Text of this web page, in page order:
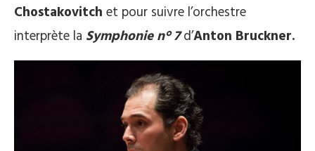
Chostakovitch et pour suivre l’orchestre
interprète la Symphonie n° 7d’Anton Bruckner.